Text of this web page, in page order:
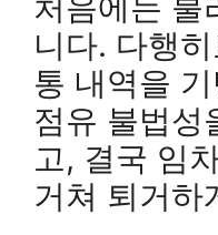
니다. 다행
통 내역을
점유 불법성
고, 결국 임
거쳐 퇴거하